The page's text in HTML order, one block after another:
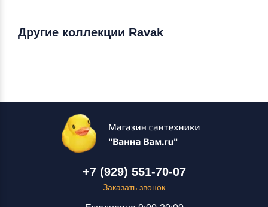
Другие коллекции Ravak
+7 (929) 551-70-07
Заказать звонок